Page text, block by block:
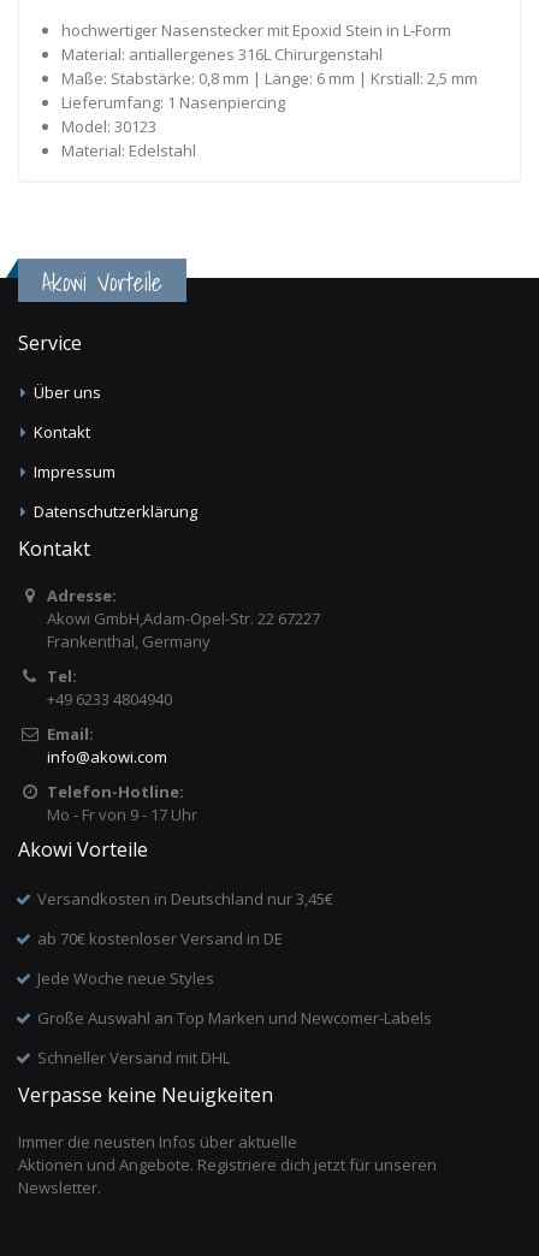
hochwertiger Nasenstecker mit Epoxid Stein in L-Form
Material: antiallergenes 316L Chirurgenstahl
Maße: Stabstärke: 0,8 mm | Länge: 6 mm | Krstiall: 2,5 mm
Lieferumfang: 1 Nasenpiercing
Model: 30123
Material: Edelstahl
Akowi Vorteile
Service
Über uns
Kontakt
Impressum
Datenschutzerklärung
Kontakt
Adresse:
Akowi GmbH,Adam-Opel-Str. 22 67227
Frankenthal, Germany
Tel:
+49 6233 4804940
Email:
info@akowi.com
Telefon-Hotline:
Mo - Fr von 9 - 17 Uhr
Akowi Vorteile
Versandkosten in Deutschland nur 3,45€
ab 70€ kostenloser Versand in DE
Jede Woche neue Styles
Große Auswahl an Top Marken und Newcomer-Labels
Schneller Versand mit DHL
Verpasse keine Neuigkeiten
Immer die neusten Infos über aktuelle
Aktionen und Angebote. Registriere dich jetzt für unseren
Newsletter.